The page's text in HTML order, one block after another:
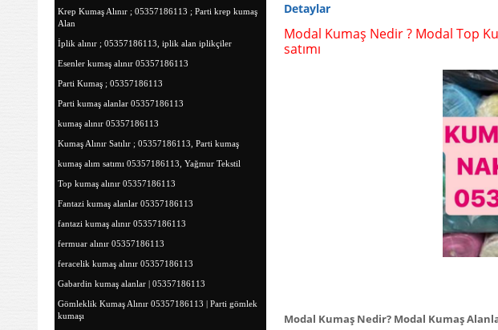
Krep Kumaş Alınır ; 05357186113 ; Parti krep kumaş
Alan
İplik alınır ; 05357186113, iplik alan iplikçiler
Esenler kumaş alınır 05357186113
Parti Kumaş ; 05357186113
Parti kumaş alanlar 05357186113
kumaş alınır 05357186113
Kumaş Alınır Satılır ; 05357186113, Parti kumaş
kumaş alım satımı 05357186113, Yağmur Tekstil
Top kumaş alınır 05357186113
Fantazi kumaş alanlar 05357186113
fantazi kumaş alınır 05357186113
fermuar alınır 05357186113
feracelik kumaş alınır 05357186113
Gabardin kumaş alanlar | 05357186113
Gömleklik Kumaş Alınır 05357186113 | Parti gömlek
kumaşı
Detaylar
Modal Kumaş Nedir ? Modal Top
satımı
Modal Kumaş Nedir? Modal Kumaş